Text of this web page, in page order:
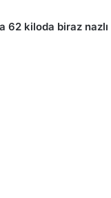
kiloda biraz